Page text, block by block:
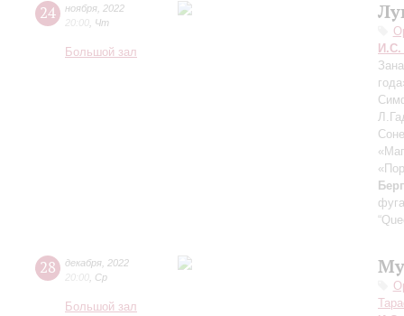
24 ноября 2022
Чт
Большой зал
И.С.
28 декабря 2022
Ср
Большой зал